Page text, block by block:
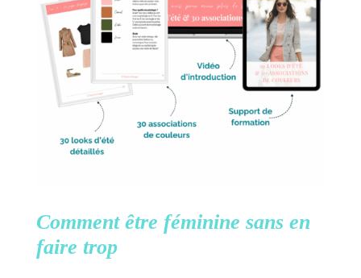
Comment être féminine sans en
faire trop